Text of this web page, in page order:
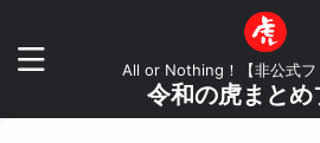
All or Nothing！【非公式フ
令和の虎まとめ